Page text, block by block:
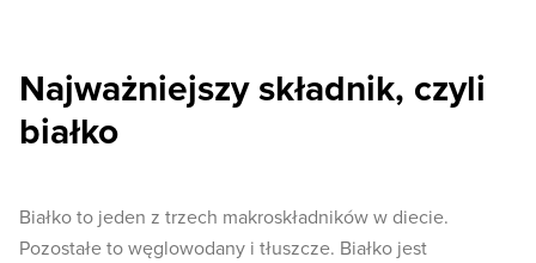
Najważniejszy składnik, czyli
białko
Białko to jeden z trzech makroskładników w diecie.
Pozostałe to węglowodany i tłuszcze. Białko jest